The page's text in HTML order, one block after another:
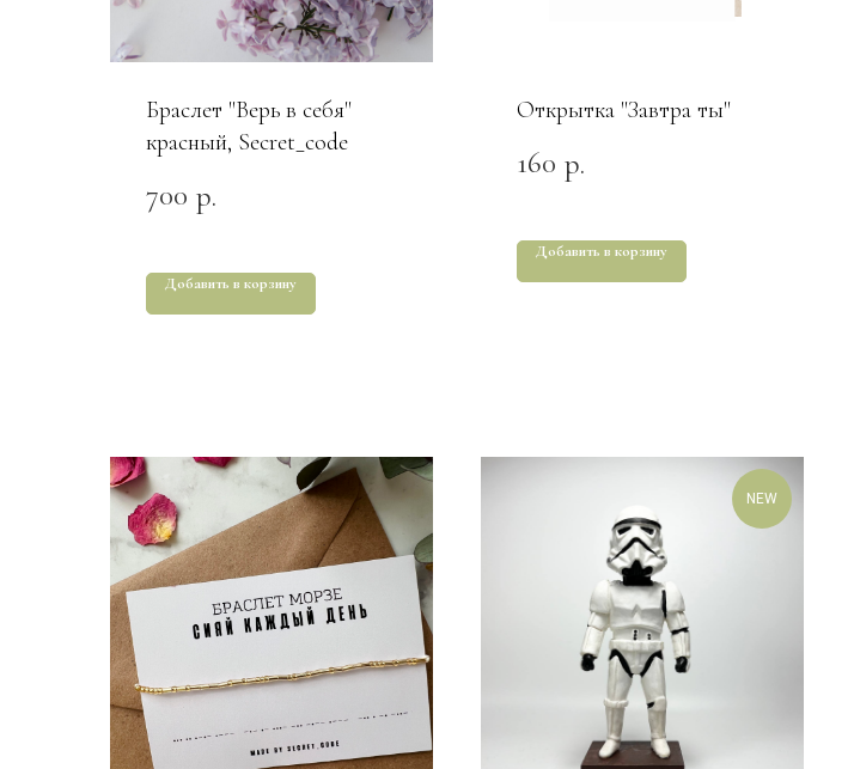
Браслет "Верь в себя"
красный, Secret_code
700 р.
Добавить в корзину
Открытка "Завтра ты"
160 р.
Добавить в корзину
NEW